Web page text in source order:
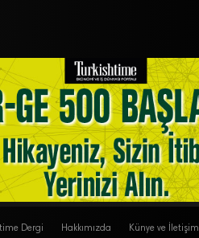
aştı
Dergi Hakkımızda Künye ve İletişim